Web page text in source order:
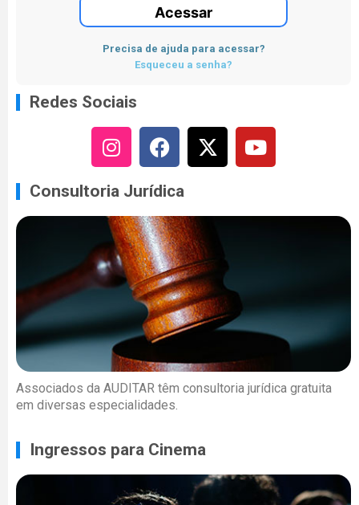
Acessar
Precisa de ajuda para acessar?
Esqueceu a senha?
Redes Sociais
Consultoria Jurídica
Associados da AUDITAR têm consultoria jurídica gratuita
em diversas especialidades.
Ingressos para Cinema